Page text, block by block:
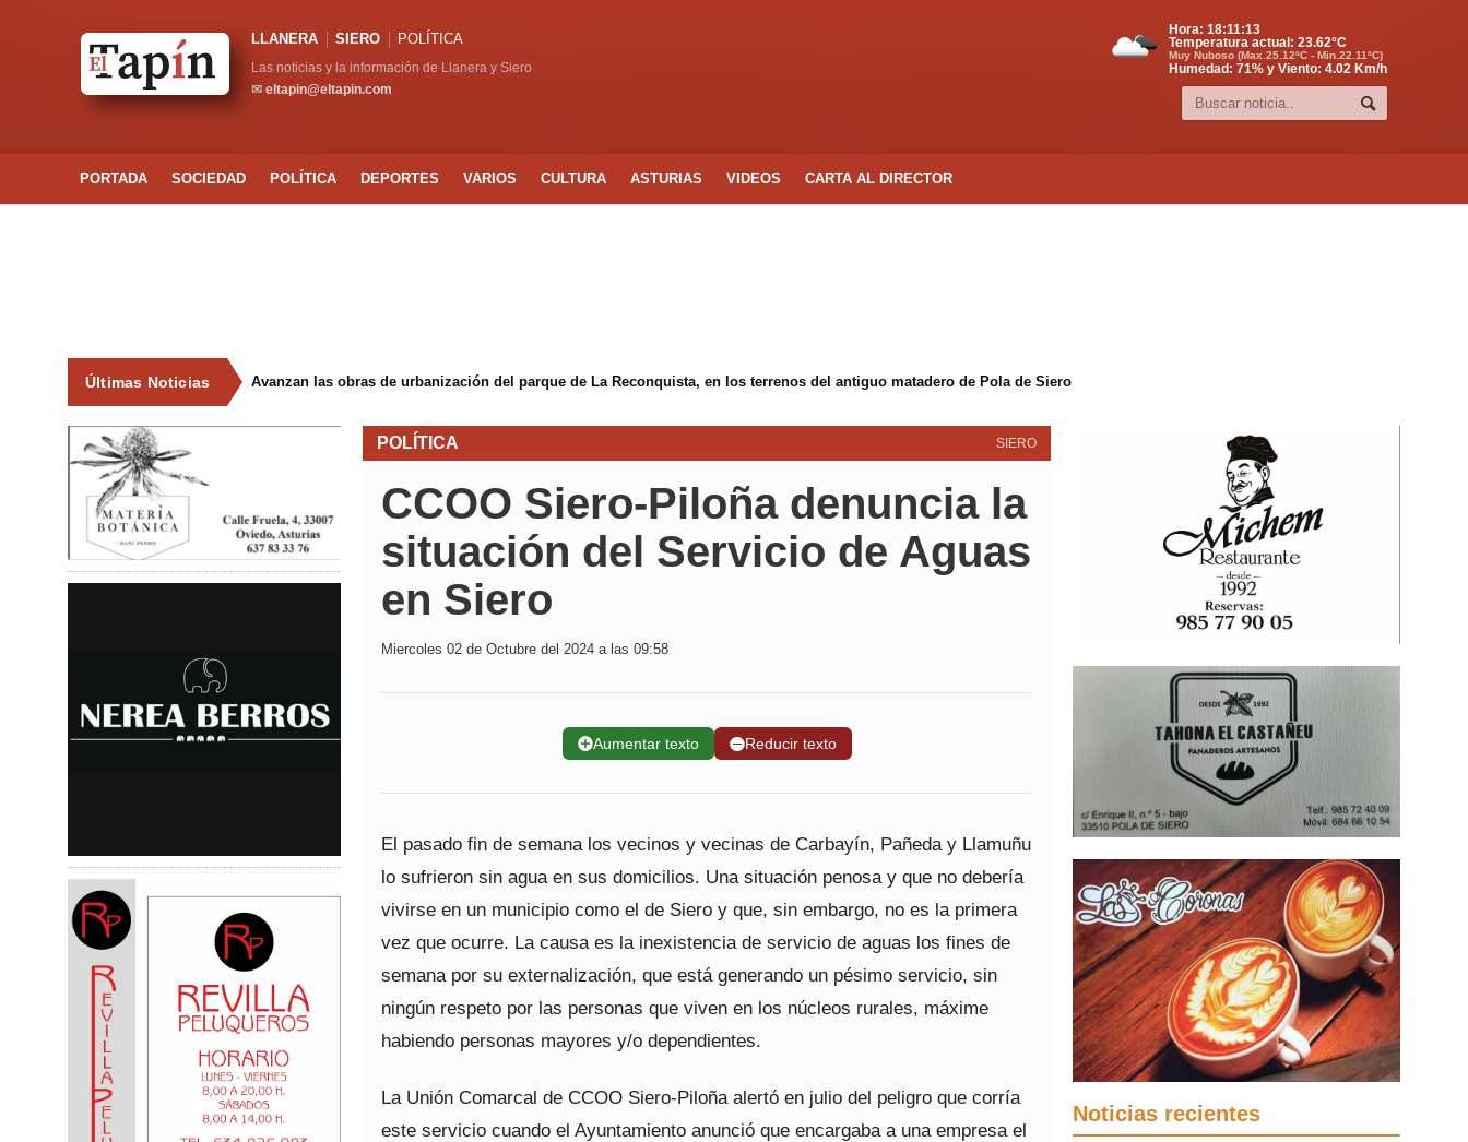
LLANERA SIERO POLÍTICA
Las noticias y la información de Llanera y Siero
✉ eltapin@eltapin.com
Hora: 18:11:13
Temperatura actual: 23.62°C
Muy Nuboso (Max.25.12ºC - Min.22.11ºC)
Humedad: 71% y Viento: 4.02 Km/h
PORTADA SOCIEDAD POLÍTICA DEPORTES VARIOS CULTURA ASTURIAS VIDEOS CARTA AL DIRECTOR
Últimas Noticias Avanzan las obras de urbanización del parque de La Reconquista, en los terrenos del antiguo matadero de Pola de Siero
SIERO
POLÍTICA
CCOO Siero-Piloña denuncia la
situación del Servicio de Aguas
en Siero
Miercoles 02 de Octubre del 2024 a las 09:58
➕Aumentar texto ➖Reducir texto
El pasado fin de semana los vecinos y vecinas de Carbayín, Pañeda y Llamuñu
lo sufrieron sin agua en sus domicilios. Una situación penosa y que no debería
vivirse en un municipio como el de Siero y que, sin embargo, no es la primera
vez que ocurre. La causa es la inexistencia de servicio de aguas los fines de
semana por su externalización, que está generando un pésimo servicio, sin
ningún respeto por las personas que viven en los núcleos rurales, máxime
habiendo personas mayores y/o dependientes.
La Unión Comarcal de CCOO Siero-Piloña alertó en julio del peligro que corría
este servicio cuando el Ayuntamiento anunció que encargaba a una empresa el
Noticias recientes